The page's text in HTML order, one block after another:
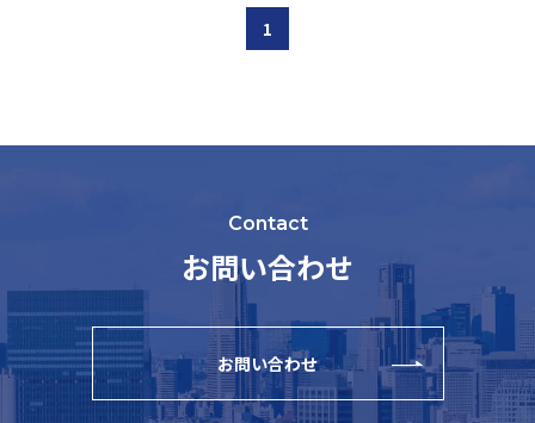
1
Contact
お問い合わせ
お問い合わせ